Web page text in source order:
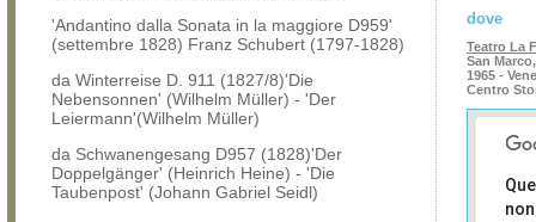
'Andantino dalla Sonata in la maggiore D959'
(settembre 1828) Franz Schubert (1797-1828)
da Winterreise D. 911 (1827/8)'Die
Nebensonnen' (Wilhelm Müller) - 'Der
Leiermann'(Wilhelm Müller)
da Schwanengesang D957 (1828)'Der
Doppelgänger' (Heinrich Heine) - 'Die
Taubenpost' (Johann Gabriel Seidl)
dove
Teatro La
San
1965 -
Centro